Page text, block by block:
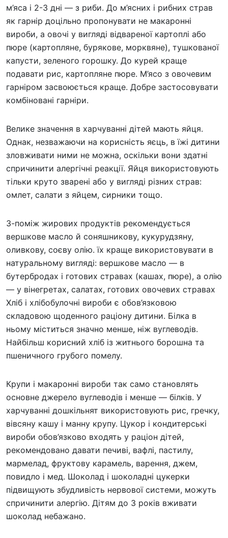
м’яса і 2-3 дні — з риби. До м’ясних і рибних страв
як гарнір доцільно пропонувати не макаронні
вироби, а овочі у вигляді відвареної картоплі або
пюре (картопляне, бурякове, морквяне), тушкованої
капусти, зеленого горошку. До курей краще
подавати рис, картопляне пюре. М’ясо з овочевим
гарніром засвоюється краще. Добре застосовувати
комбіновані гарніри.
Велике значення в харчуванні дітей мають яйця.
Однак, незважаючи на корисність яєць, в їжі дитини
зловживати ними не можна, оскільки вони здатні
спричинити алергічні реакції. Яйця використовують
тільки круто зварені або у вигляді різних страв:
омлет, салати з яйцем, сирники тощо.
З-поміж жирових продуктів рекомендується
вершкове масло й соняшникову, кукурудзяну,
оливкову, соєву олію. їх краще використовувати в
натуральному вигляді: вершкове масло — в
бутербродах і готових стравах (кашах, пюре), а олію
— у вінегретах, салатах, готових овочевих стравах
Хліб і хлібобулочні вироби є обов’язковою
складовою щоденного раціону дитини. Білка в
ньому міститься значно менше, ніж вуглеводів.
Найбільш корисний хліб із житнього борошна та
пшеничного грубого помелу.
Крупи і макаронні вироби так само становлять
основне джерело вуглеводів і менше — білків. У
харчуванні дошкільнят використовують рис, гречку,
вівсяну кашу і манну крупу. Цукор і кондитерські
вироби обов’язково входять у раціон дітей,
рекомендовано давати печиві, вафлі, пастилу,
мармелад, фруктову карамель, варення, джем,
повидло і мед. Шоколад і шоколадні цукерки
підвищують збудливість нервової системи, можуть
спричинити алергію. Дітям до 3 років вживати
шоколад небажано.